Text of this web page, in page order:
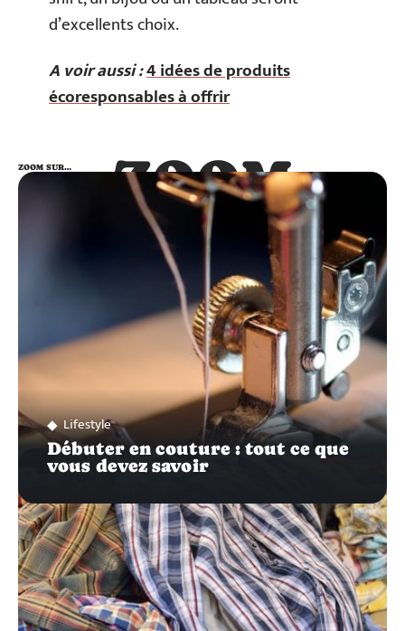
d’excellents choix.
A voir aussi :4 idées de produits
écoresponsables à offrir
ZOOM
SUR…
ZOOM SUR…
Lifestyle
Débuter en couture : tout ce que
vous devez savoir